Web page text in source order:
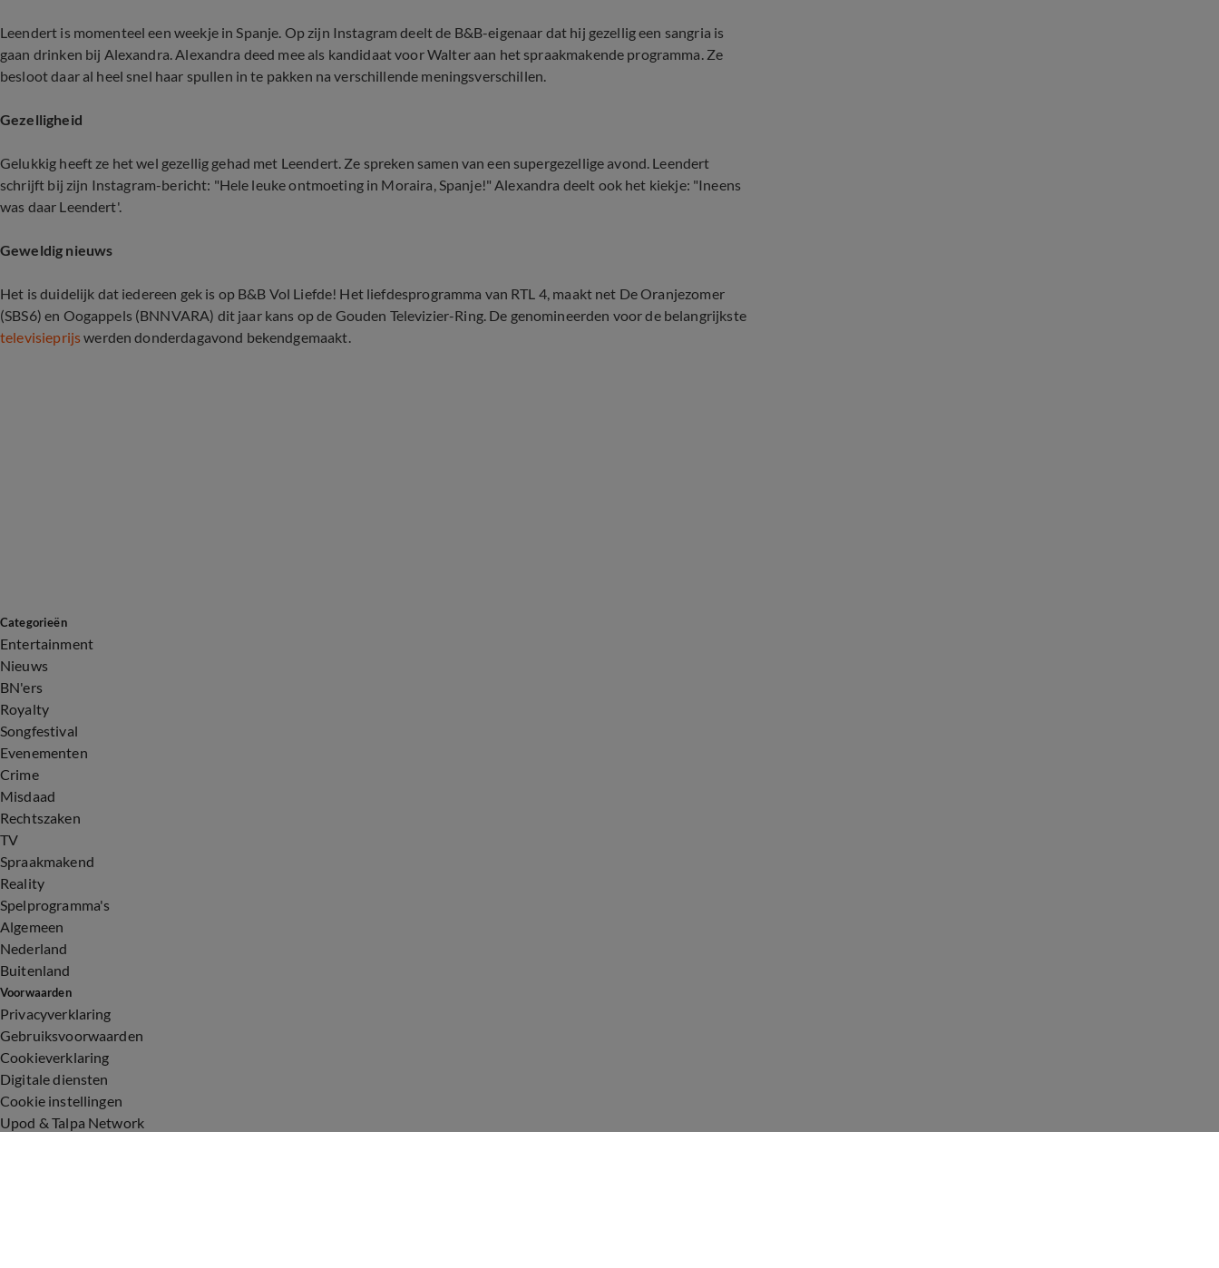
Leendert is momenteel een weekje in Spanje. Op zijn Instagram deelt de B&B-eigenaar dat hij gezellig een sangria is
gaan drinken bij Alexandra. Alexandra deed mee als kandidaat voor Walter aan het spraakmakende programma. Ze
besloot daar al heel snel haar spullen in te pakken na verschillende meningsverschillen.
Gezelligheid
Gelukkig heeft ze het wel gezellig gehad met Leendert. Ze spreken samen van een supergezellige avond. Leendert
schrijft bij zijn Instagram-bericht: "Hele leuke ontmoeting in Moraira, Spanje!" Alexandra deelt ook het kiekje: "Ineens
was daar Leendert'.
Geweldig nieuws
Het is duidelijk dat iedereen gek is op B&B Vol Liefde! Het liefdesprogramma van RTL 4, maakt net De Oranjezomer
(SBS6) en Oogappels (BNNVARA) dit jaar kans op de Gouden Televizier-Ring. De genomineerden voor de belangrijkste
televisieprijswerden donderdagavond bekendgemaakt.
Categorieën
Entertainment
Nieuws
BN'ers
Royalty
Songfestival
Evenementen
Crime
Misdaad
Rechtszaken
TV
Spraakmakend
Reality
Spelprogramma's
Algemeen
Nederland
Buitenland
Voorwaarden
Privacyverklaring
Gebruiksvoorwaarden
Cookieverklaring
Digitale diensten
Cookie instellingen
Upod & Talpa Network